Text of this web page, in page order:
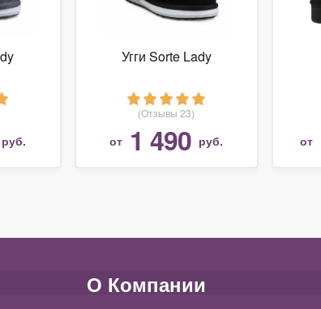
руб.
Угги Sorte Lady
(Отзывы 23)
от 1 490 руб. от
О Компании